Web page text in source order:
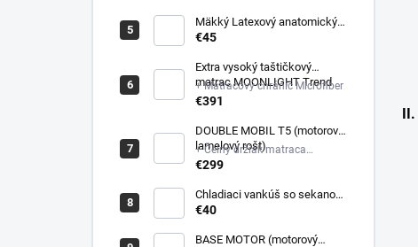
Mäkký Latexový anatomický
vankúš
€45
Extra vysoký taštičkový
matrac MOONLIGHT Trend
+ Matracový chránič Microfiber
€391
DOUBLE MOBIL T5 (motorový
lamelový rošt)
+ Čelný držiak matraca
plastový
€299
Chladiaci vankúš so sekanou
pamäťovou penou
€40
BASE MOTOR (motorový
II.